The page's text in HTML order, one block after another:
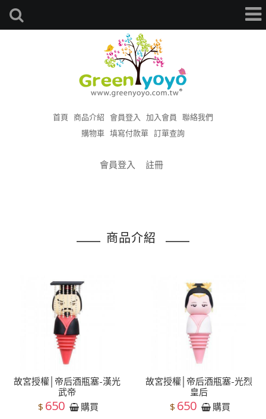
首頁 商品介紹 會員登入 加入會員
聯絡我們
購物車 填寫付款單 訂單查詢
會員登入 註冊
商品介紹
故宮授權│帝后酒瓶塞-漢光
武帝
$ 650 購買
故宮授權│帝后酒瓶塞-光烈
皇后
$ 650 購買